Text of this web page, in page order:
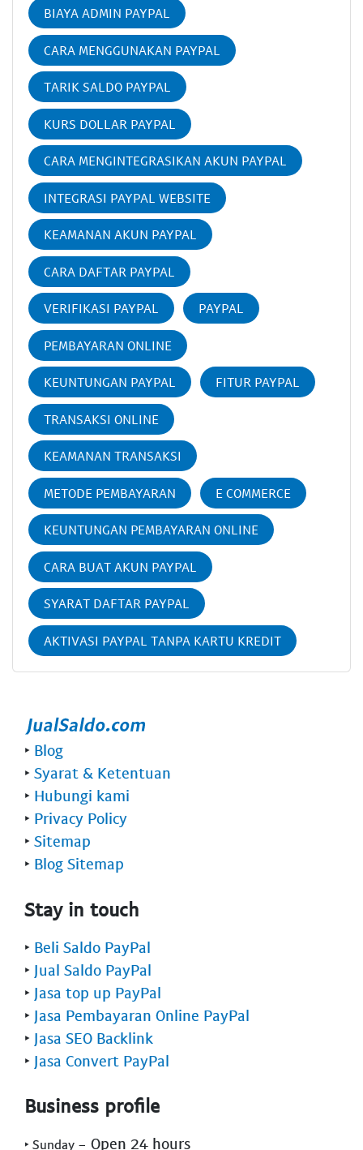
BIAYA ADMIN PAYPAL
CARA MENGGUNAKAN PAYPAL
TARIK SALDO PAYPAL
KURS DOLLAR PAYPAL
CARA MENGINTEGRASIKAN AKUN PAYPAL
INTEGRASI PAYPAL WEBSITE
KEAMANAN AKUN PAYPAL
CARA DAFTAR PAYPAL
VERIFIKASI PAYPAL PAYPAL
PEMBAYARAN ONLINE
KEUNTUNGAN PAYPAL FITUR PAYPAL
TRANSAKSI ONLINE
KEAMANAN TRANSAKSI
METODE PEMBAYARAN E COMMERCE
KEUNTUNGAN PEMBAYARAN ONLINE
CARA BUAT AKUN PAYPAL
SYARAT DAFTAR PAYPAL
AKTIVASI PAYPAL TANPA KARTU KREDIT
‣ Blog
‣ Syarat & Ketentuan
‣ Hubungi kami
‣ Privacy Policy
‣ Sitemap
‣ Blog Sitemap
Stay in touch
‣ Beli Saldo PayPal
‣ Jual Saldo PayPal
‣ Jasa top up PayPal
‣ Jasa Pembayaran Online PayPal
‣ Jasa SEO Backlink
‣ Jasa Convert PayPal
Business profile
‣ Sunday - Open 24 hours